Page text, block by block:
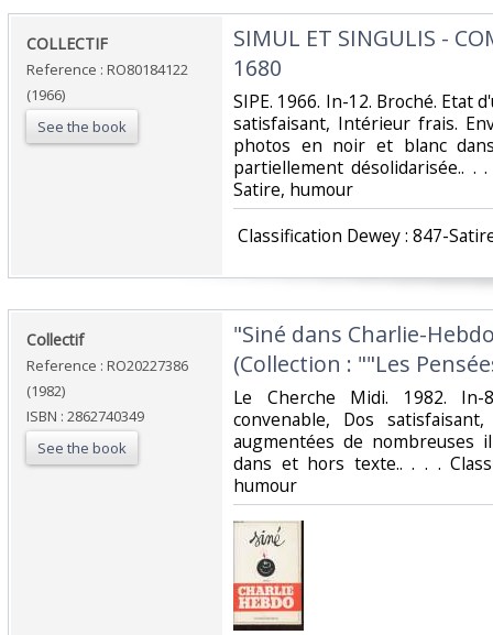
‎COLLECTIF‎
Reference : RO80184122
(1966)
See the book
‎SIMUL ET SINGULIS -
1680‎
‎SIPE. 1966. In-12. Broché. Etat
satisfaisant, Intérieur frais.
photos en noir et blanc
partiellement désolidarisée.. .
Satire, humour‎
Classification Dewey : 847-
‎Collectif‎
Reference : RO20227386
(1982)
ISBN : 2862740349
See the book
‎"Siné dans Charlie-
(Collection : ""Les
‎Le Cherche Midi. 1982. In-
convenable, Dos
augmentées de
dans et hors texte.. . . .
humour‎